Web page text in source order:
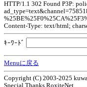
HTTP/1.1 302 Found P3P:
Content-Type: text/html;
ｷｰﾜｰﾄﾞ
Menuに戻る
Copyright (C) 2003-2025
Special Thanks RoxiteNet